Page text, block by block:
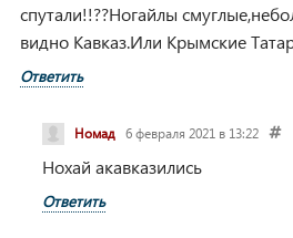
спутали!!??Ногайлы
видно Кавказ.Или Крымские
Ответить
Номад 6 февраля 2021 в 13:22
Нохай акавказились
Ответить